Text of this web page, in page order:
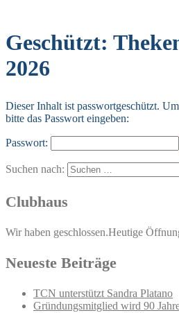
Geschützt:
2026
Dieser Inhalt ist passwortgeschützt.
bitte das Passwort eingeben:
Passwort:
Suchen nach:
Clubhaus
Wir haben geschlossen.Heutige
Neueste Beiträge
TCN unterstützt Sandra Platano
Gründungsmitglied wird 90